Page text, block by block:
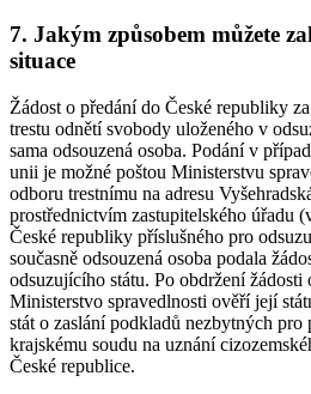
7. Jakým způsobem můžete
situace
Žádost o předání do České republiky
trestu odnětí svobody uloženého v
sama odsouzená osoba. Podání v
unii je možné poštou Ministerstvu
odboru trestnímu na adresu
prostřednictvím zastupitelského úřadu
České republiky příslušného pro
současně odsouzená osoba podala
odsuzujícího státu. Po obdržení žádosti
Ministerstvo spravedlnosti ověří její
stát o zaslání podkladů nezbytných pro
krajskému soudu na uznání
České republice.